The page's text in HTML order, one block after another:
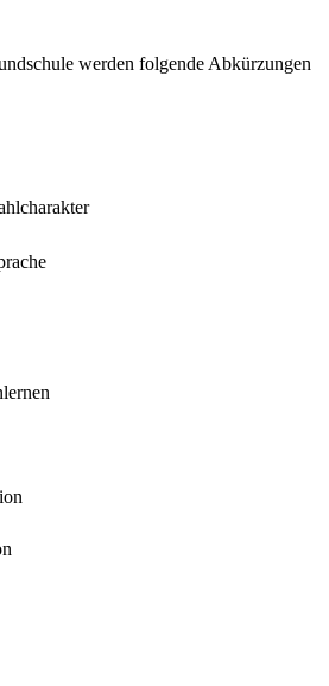
werden folgende Abkürzungen